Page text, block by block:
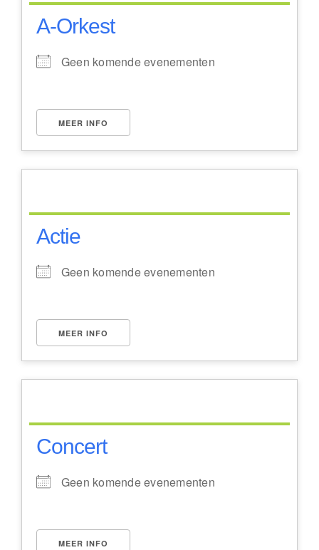
A-Orkest
Geen komende evenementen
MEER INFO
Actie
Geen komende evenementen
MEER INFO
Concert
Geen komende evenementen
MEER INFO